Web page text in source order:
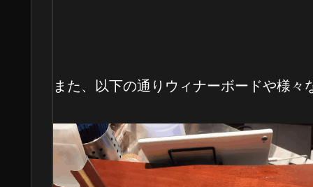
また、以下の通りウィナーボードや様